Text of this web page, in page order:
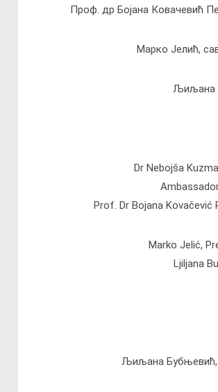
Проф. др Бојана Ковачевић
Марко Јелић,
Љиљана
Dr Nebojša
Prof. Dr Bojana
Marko Jelić,
Ljiljana
Љиљана Бубњевић,